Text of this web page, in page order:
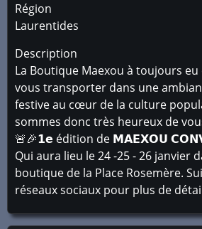
Région
Laurentides
Description
La Boutique Maexou à toujours
vous transporter dans une
festive au cœur de la culture
sommes donc très heureux de
🚨🎉𝟭𝗲 édition de 𝗠𝗔𝗘𝗫𝗢𝗨
Qui aura lieu le 24 -25 - 26 janvier
boutique de la Place Rosemère.
réseaux sociaux pour plus de